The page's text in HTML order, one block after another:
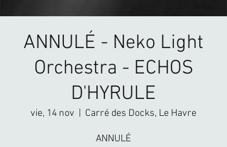
ANNULÉ - Neko Light
Orchestra - ECHOS
D'HYRULE
vie, 14 nov Carré des Docks, Le Havre
ANNULÉ